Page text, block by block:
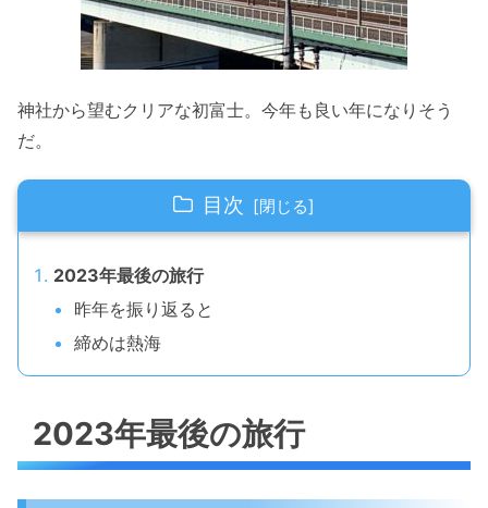
神社から望むクリアな初富士。今年も良い年になりそう
だ。
目次
2023年最後の旅行
昨年を振り返ると
締めは熱海
2023年最後の旅行